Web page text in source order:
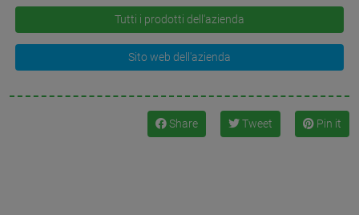
Tutti i prodotti dell'azienda
Sito web dell'azienda
Share Tweet Pin it